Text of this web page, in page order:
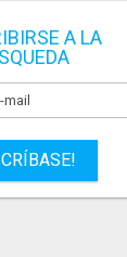
A LA